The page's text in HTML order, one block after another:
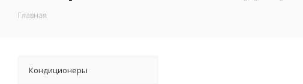
Главная
Кондиционеры